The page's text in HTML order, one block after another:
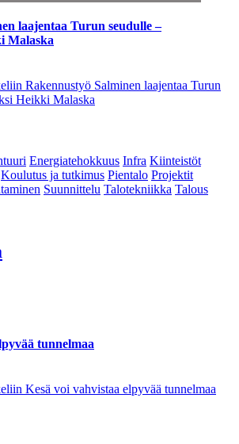
laajentaa Turun seudulle –
Malaska
Rakennustyö Salminen laajentaa Turun
Heikki Malaska
Energiatehokkuus Infra Kiinteistöt
Koulutus ja tutkimus Pientalo Projektit
Suunnittelu Talotekniikka Talous
tunnelmaa
Kesä voi vahvistaa elpyvää tunnelmaa